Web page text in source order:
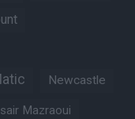
Newcastle
Mazraoui